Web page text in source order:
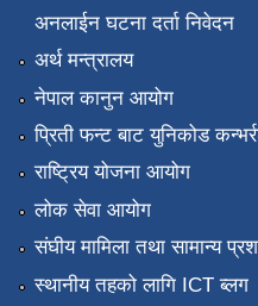
अनलाईन घटना दर्ता निवेदन
अर्थ मन्त्रालय
नेपाल कानुन आयोग
प्रिती फन्ट बाट युनिकोड
राष्ट्रिय योजना आयोग
लोक सेवा आयोग
संघीय मामिला तथा सामान्य
स्थानीय तहको लागि ICT ब्लग